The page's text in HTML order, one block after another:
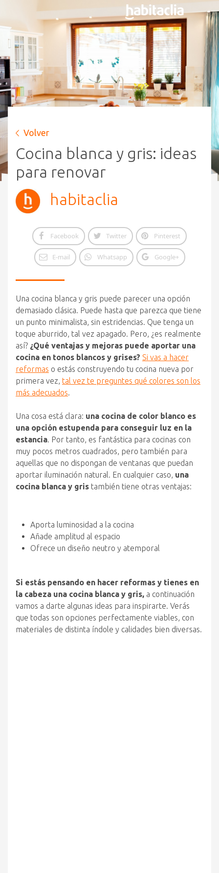
Volver
Cocina blanca y gris: ideas
para renovar
habitaclia
Facebook Twitter Pinterest
E-mail Whatsapp Google+
Una cocina blanca y gris puede parecer una opción
demasiado clásica. Puede hasta que parezca que tiene
un punto minimalista, sin estridencias. Que tenga un
toque aburrido, tal vez apagado. Pero, ¿es realmente
así? ¿Qué ventajas y mejoras puede aportar una
cocina en tonos blancos y grises? Si vas a hacer
reformas o estás construyendo tu cocina nueva por
primera vez, tal vez te preguntes qué colores son los
más adecuados.
Una cosa está clara: una cocina de color blanco es
una opción estupenda para conseguir luz en la
estancia. Por tanto, es fantástica para cocinas con
muy pocos metros cuadrados, pero también para
aquellas que no dispongan de ventanas que puedan
aportar iluminación natural. En cualquier caso, una
cocina blanca y gris también tiene otras ventajas:
Aporta luminosidad a la cocina
Añade amplitud al espacio
Ofrece un diseño neutro y atemporal
Si estás pensando en hacer reformas y tienes en
la cabeza una cocina blanca y gris, a continuación
vamos a darte algunas ideas para inspirarte. Verás
que todas son opciones perfectamente viables, con
materiales de distinta índole y calidades bien diversas.